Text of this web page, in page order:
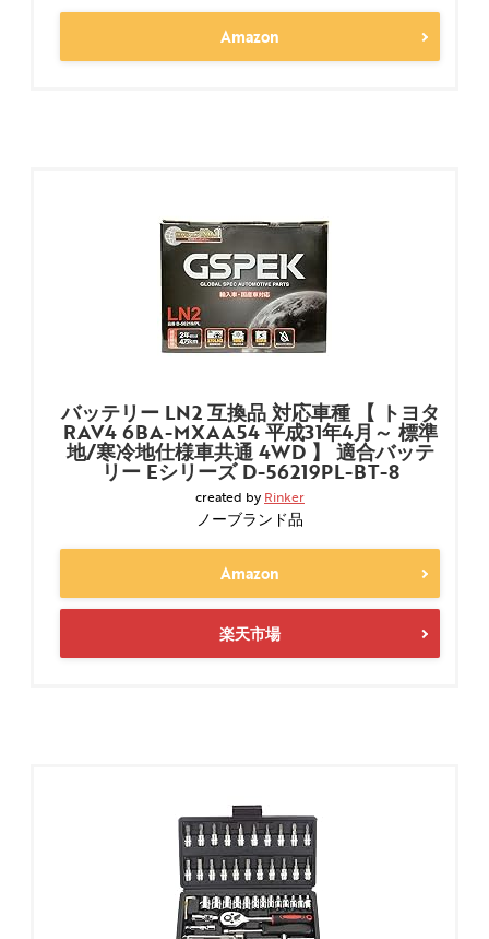
Amazon
バッテリー LN2 互換品 対応車種 【 トヨタ
RAV4 6BA-MXAA54 平成31年4月～ 標準
地/寒冷地仕様車共通 4WD 】 適合バッテ
リー Eシリーズ D-56219PL-BT-8
created by Rinker
ノーブランド品
Amazon
楽天市場